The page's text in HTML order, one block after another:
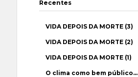
Recentes
VIDA DEPOIS DA MORTE (3)
VIDA DEPOIS DA MORTE (2)
VIDA DEPOIS DA MORTE (1)
O clima como bem público…